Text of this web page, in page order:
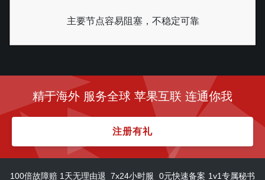
主要节点容易阻塞，不稳定可靠
精于海外 服务全球 苹果互联 连通你我
注册有礼
100倍故障赔 1天无理由退 7x24小时服 0元快速备案 1v1专属秘书